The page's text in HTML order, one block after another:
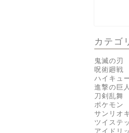
カテゴ
鬼滅の刃
呪術廻戦
ハイキュ
進撃の巨人
刀剣乱舞
ポケモン
サンリオ
ツイステ
アイドリ